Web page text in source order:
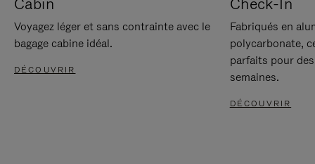
Voyagez léger et sans contrainte avec le
bagage cabine idéal.
DÉCOUVRIR
Fabriqués en
polycarbonate,
parfaits pour
semaines.
DÉCOUVRIR